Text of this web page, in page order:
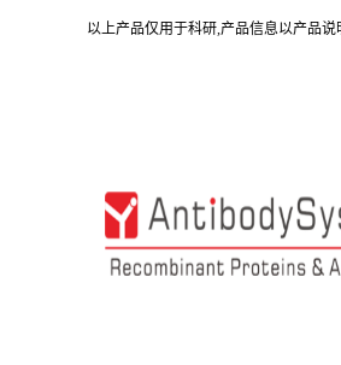
以上产品仅用于科研,产品信息以产品说